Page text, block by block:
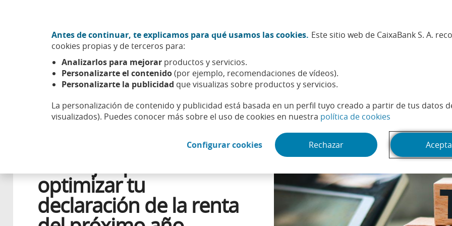
Antes de continuar, te explicamos para qué usamos las cookies. Este sitio web de CaixaBank S. A.
cookies propias y de terceros para:
Analizarlos para mejorar productos y servicios.
Personalizarte el contenido(por ejemplo, recomendaciones de vídeos).
Personalizarte la publicidad que visualizas sobre productos y servicios.
La personalización de contenido y publicidad está basada en un perfil tuyo creado a partir de tus datos
visualizados). Puedes conocer más sobre el uso de cookies en nuestra política de cookies
Configurar cookies(Abrir en ventana nueva)
Rechazar
Sobre nosotros
Esfera Aprender Salud financiera Consejos para optimizar tu declaración de la renta del próximo año
5 JUNIO 2026
optimizar tu
declaración de la renta